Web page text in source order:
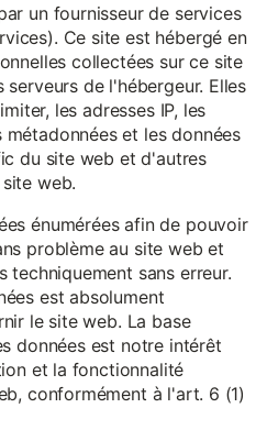
un fournisseur de services
Ce site est hébergé en
collectées sur ce site
de l'hébergeur. Elles
les adresses IP, les
et les données
du site web et d'autres
web.
énumérées afin de pouvoir
problème au site web et
techniquement sans erreur.
est absolument
le site web. La base
données est notre intérêt
et la fonctionnalité
conformément à l'art. 6 (1)